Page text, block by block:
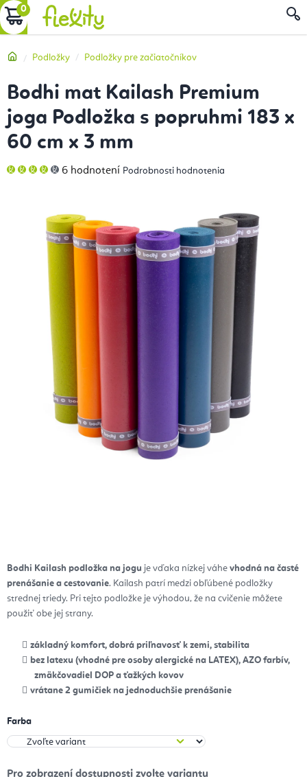
Prejsť
na
NÁKUPNÝ
DomovPodložky Podložky pre začiatočníkov
Bodhi Kailash podložka na jogu je vďaka nízkej váhe vhodná na časté
prenášanie a cestovanie. Kailash patrí medzi obľúbené podložky
strednej triedy. Pri tejto podložke je výhodou, že na cvičenie môžete
použiť obe jej strany.
základný komfort, dobrá priľnavosť k zemi, stabilita
bez latexu (vhodné pre osoby alergické na LATEX), AZO farbív,
zmäkčovadiel DOP a ťažkých kovov
vrátane 2 gumičiek na jednoduchšie prenášanie
Farba
Bodhi mat Kailash Premium
joga Podložka s popruhmi 183 x
60 cm x 3 mm
Priemerné
hodnotenie
5
hviezdičiek.
6 hodnotení Podrobnosti hodnotenia